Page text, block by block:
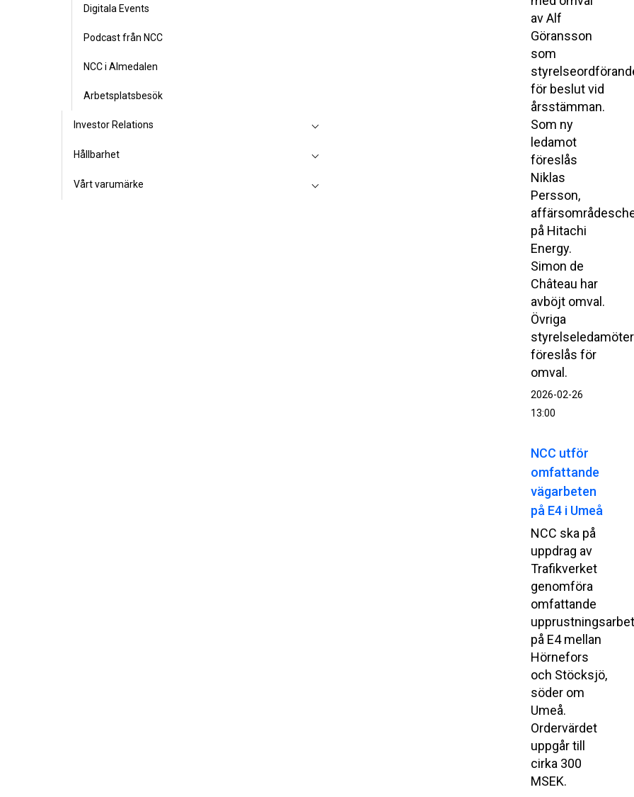
Digitala Events
Podcast från NCC
NCC i Almedalen
Arbetsplatsbesök
Investor Relations
Hållbarhet
Vårt varumärke
av Alf
Göransson
som
för beslut vid
årsstämman.
Som ny
ledamot
föreslås
Niklas
Persson,
på Hitachi
Energy.
Simon de
Château har
avböjt omval.
Övriga
styrelseledamöter
föreslås för
omval.
2026-02-26
13:00
NCC utför
omfattande
vägarbeten
på E4 i Umeå
NCC ska på
uppdrag av
Trafikverket
genomföra
omfattande
på E4 mellan
Hörnefors
och Stöcksjö,
söder om
Umeå.
Ordervärdet
uppgår till
cirka 300
MSEK.